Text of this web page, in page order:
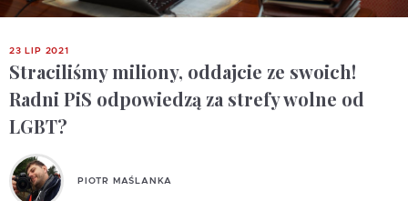
23 LIP 2021
Straciliśmy miliony, oddajcie ze swoich!
Radni PiS odpowiedzą za strefy wolne od
LGBT?
PIOTR MAŚLANKA